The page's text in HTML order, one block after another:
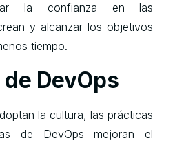
la confianza en las
y alcanzar los objetivos
tiempo.
DevOps
la cultura, las prácticas
de DevOps mejoran el